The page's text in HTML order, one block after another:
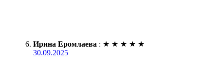
Ирина Еромлаева : ★ ★ ★ ★ ★
30.09.2025